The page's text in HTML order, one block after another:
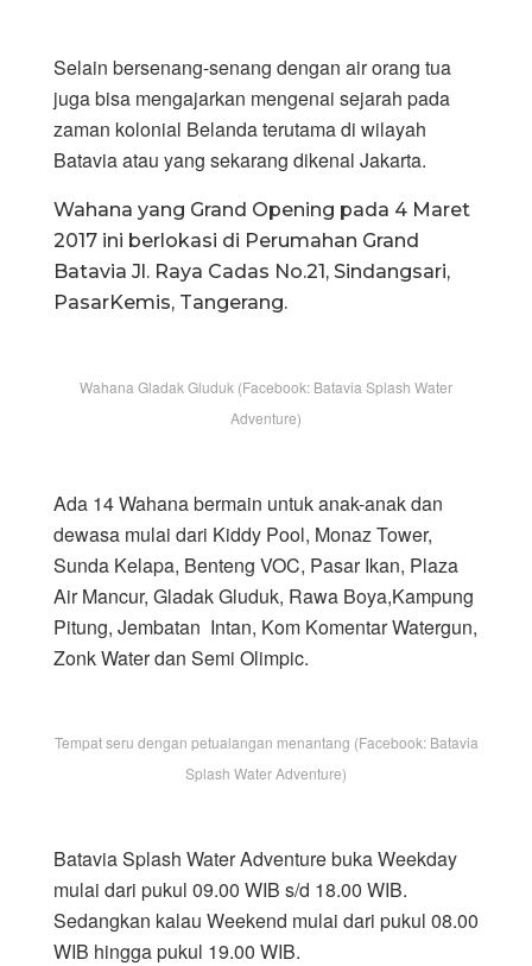
Selain bersenang-senang dengan air orang tua
juga bisa mengajarkan mengenai sejarah pada
zaman kolonial Belanda terutama di wilayah
Batavia atau yang sekarang dikenal Jakarta.
Wahana yang Grand Opening pada 4 Maret
2017 ini berlokasi di Perumahan Grand
Batavia Jl. Raya Cadas No.21, Sindangsari,
PasarKemis, Tangerang.
Wahana Gladak Gluduk (Facebook: Batavia Splash Water
Adventure)
Ada 14 Wahana bermain untuk anak-anak dan
dewasa mulai dari Kiddy Pool, Monaz Tower,
Sunda Kelapa, Benteng VOC, Pasar Ikan, Plaza
Air Mancur, Gladak Gluduk, Rawa Boya,Kampung
Pitung, Jembatan Intan, Kom Komentar Watergun,
Zonk Water dan Semi Olimpic.
Tempat seru dengan petualangan menantang (Facebook: Batavia
Splash Water Adventure)
Batavia Splash Water Adventure buka Weekday
mulai dari pukul 09.00 WIB s/d 18.00 WIB.
Sedangkan kalau Weekend mulai dari pukul 08.00
WIB hingga pukul 19.00 WIB.